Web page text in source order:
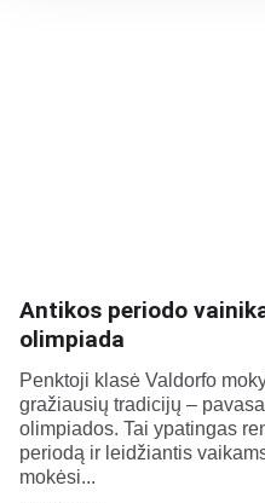
Antikos periodo
olimpiada
Penktoji klasė Valdorfo
gražiausių tradicijų –
olimpiados. Tai ypatingas
periodą ir leidžiantis
mokėsi...